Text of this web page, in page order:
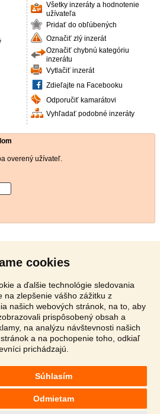
cookies
a ďalšie technológie sledovania
na zlepšenie vášho zážitku z
našich webových stránok, na to, aby
prispôsobený obsah a
na analýzu návštevnosti našich
a na pochopenie toho, odkiaľ
prichádzajú.
Súhlasím
Odmietam
Všetky inzeráty a hodnotenie
užívateľa
Pridať do obľúbených
Označiť zlý inzerát
Označiť chybnú kategóriu
inzerátu
Vytlačiť inzerát
Zdieľajte na Facebooku
Odporučiť kamarátovi
Vyhľadať podobné inzeráty
overený užívateľ.
sterilizator baby one,velmi dobry stav bez
malo pou ...
nad Bebravou - 956 37
Kojenecké potreby
24 hodín:1776